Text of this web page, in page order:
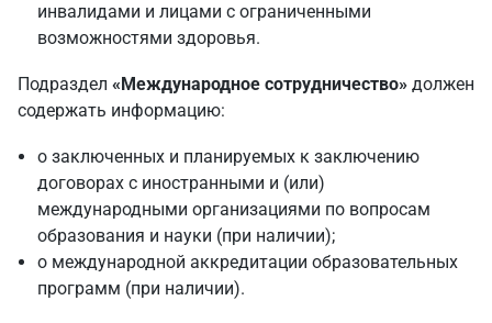
инвалидами и лицами с ограниченными
возможностями здоровья.
Подраздел «Международное сотрудничество» должен
содержать информацию:
о заключенных и планируемых к заключению
договорах с иностранными и (или)
международными организациями по вопросам
образования и науки (при наличии);
о международной аккредитации образовательных
программ (при наличии).